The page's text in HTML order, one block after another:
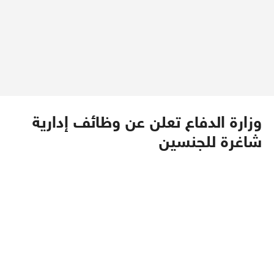
وزارة الدفاع تعلن عن وظائف إدارية
شاغرة للجنسين